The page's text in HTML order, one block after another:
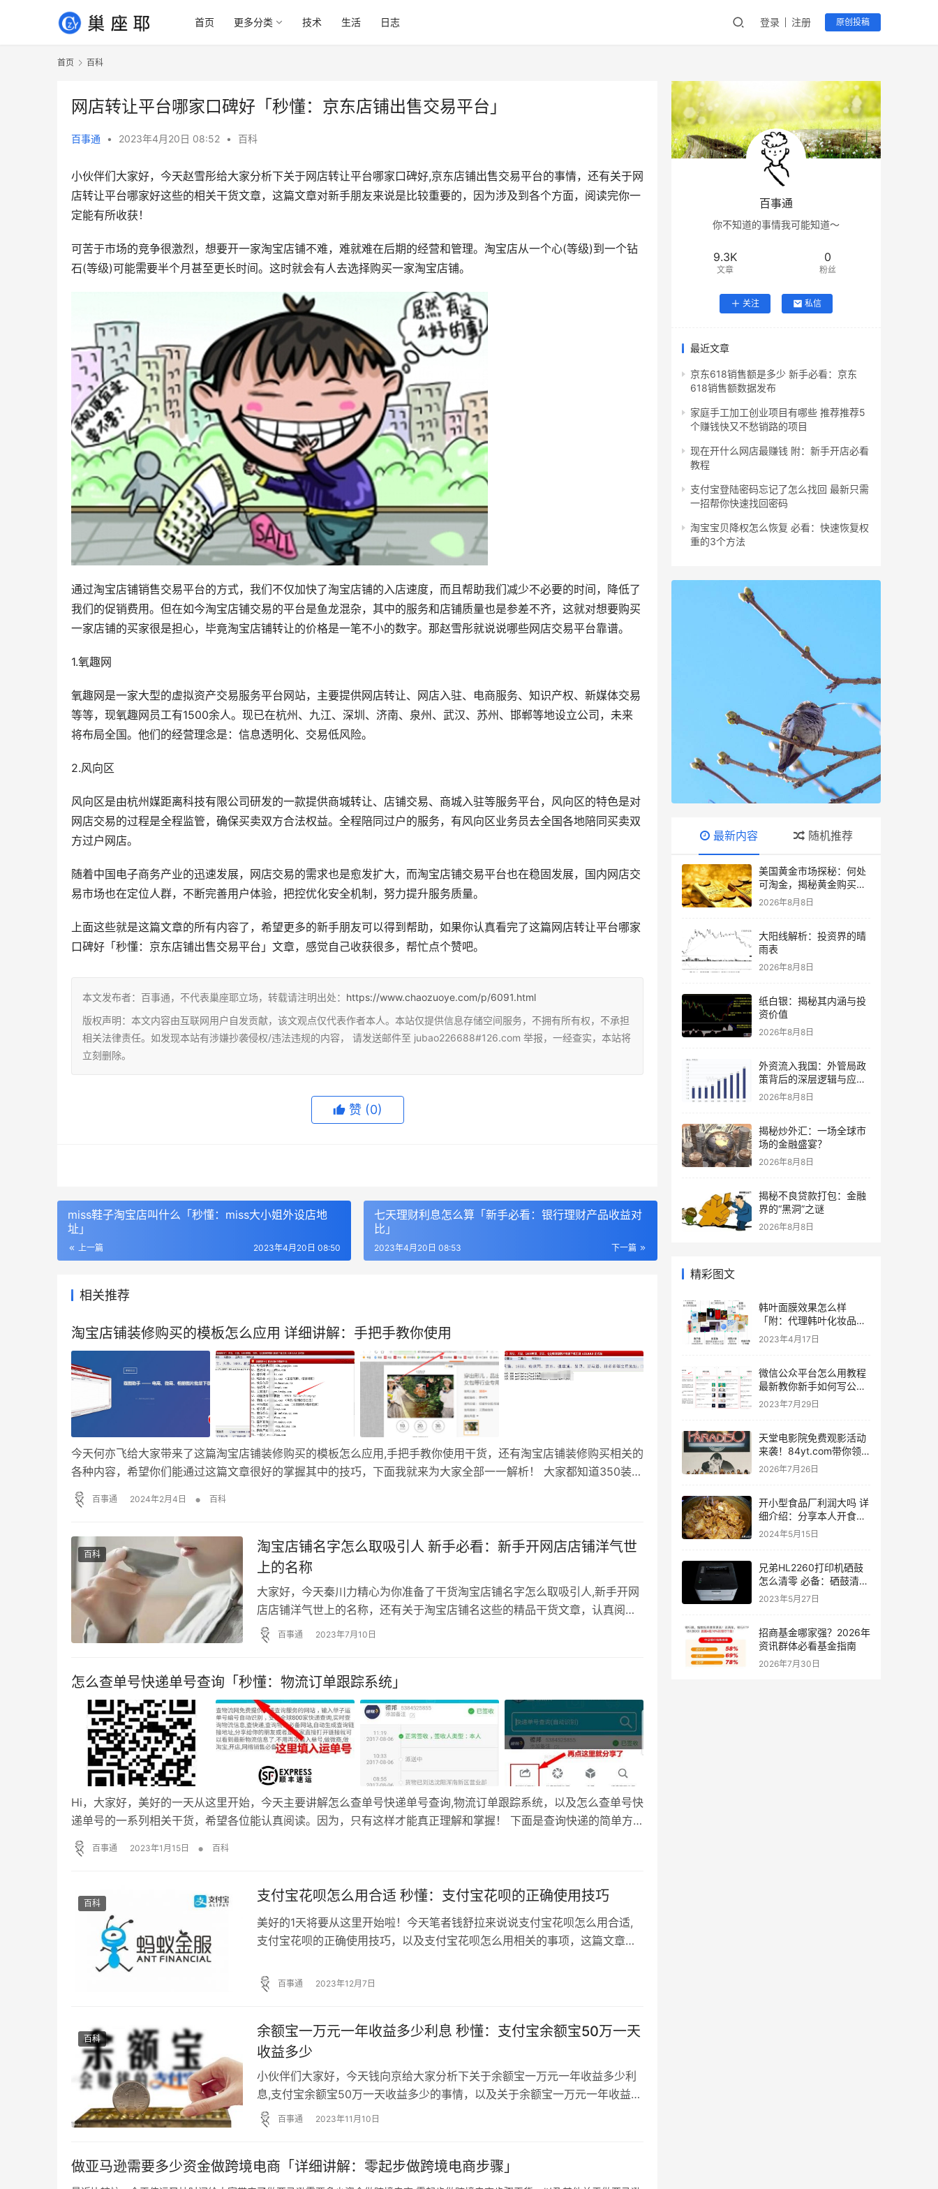
首页 更多分类 技术 生活 日志 登录 注册 原创投稿
首页 百科
网店转让平台哪家口碑好「秒懂：京东店铺出售交易平台」
百事通 • 2023年4月20日 08:52 • 百科
小伙伴们大家好，今天赵雪彤给大家分析下关于网店转让平台哪家口碑好,京东店铺出售交易平台的事情，还有关于网
店转让平台哪家好这些的相关干货文章，这篇文章对新手朋友来说是比较重要的，因为涉及到各个方面，阅读完你一
定能有所收获！
可苦于市场的竞争很激烈，想要开一家淘宝店铺不难，难就难在后期的经营和管理。淘宝店从一个心(等级)到一个钻
石(等级)可能需要半个月甚至更长时间。这时就会有人去选择购买一家淘宝店铺。
通过淘宝店铺销售交易平台的方式，我们不仅加快了淘宝店铺的入店速度，而且帮助我们减少不必要的时间，降低了
我们的促销费用。但在如今淘宝店铺交易的平台是鱼龙混杂，其中的服务和店铺质量也是参差不齐，这就对想要购买
一家店铺的买家很是担心，毕竟淘宝店铺转让的价格是一笔不小的数字。那赵雪彤就说说哪些网店交易平台靠谱。
1.氧趣网
氧趣网是一家大型的虚拟资产交易服务平台网站，主要提供网店转让、网店入驻、电商服务、知识产权、新媒体交易
等等，现氧趣网员工有1500余人。现已在杭州、九江、深圳、济南、泉州、武汉、苏州、邯郸等地设立公司，未来
将布局全国。他们的经营理念是：信息透明化、交易低风险。
2.风向区
风向区是由杭州媒距离科技有限公司研发的一款提供商城转让、店铺交易、商城入驻等服务平台，风向区的特色是对
网店交易的过程是全程监管，确保买卖双方合法权益。全程陪同过户的服务，有风向区业务员去全国各地陪同买卖双
方过户网店。
随着中国电子商务产业的迅速发展，网店交易的需求也是愈发扩大，而淘宝店铺交易平台也在稳固发展，国内网店交
易市场也在定位人群，不断完善用户体验，把控优化安全机制，努力提升服务质量。
上面这些就是这篇文章的所有内容了，希望更多的新手朋友可以得到帮助，如果你认真看完了这篇网店转让平台哪家
口碑好「秒懂：京东店铺出售交易平台」文章，感觉自己收获很多，帮忙点个赞吧。
本文发布者：百事通，不代表巢座耶立场，转载请注明出处： https://www.chaozuoye.com/p/6091.html
版权声明：本文内容由互联网用户自发贡献，该文观点仅代表作者本人。本站仅提供信息存储空间服务，不拥有所有权，不承担
相关法律责任。如发现本站有涉嫌抄袭侵权/违法违规的内容， 请发送邮件至 jubao226688#126.com 举报，一经查实，本站将
立刻删除。
赞 (0)
miss鞋子淘宝店叫什么「秒懂：miss大小姐外设店地
址」
上一篇 2023年4月20日 08:50
七天理财利息怎么算「新手必看：银行理财产品收益对
比」
下一篇
2023年4月20日 08:53
相关推荐
淘宝店铺装修购买的模板怎么应用 详细讲解：手把手教你使用
今天何亦飞给大家带来了这篇淘宝店铺装修购买的模板怎么应用,手把手教你使用干货，还有淘宝店铺装修购买相关的
各种内容，希望你们能通过这篇文章很好的掌握其中的技巧，下面我就来为大家全部一一解析！ 大家都知道350装修
模板，是一款专注为淘宝网店店铺装修的自定义模块。那么网店的中小卖家该如何解决装修难的这个问题呢？下面我
们一起来看看吧。 1.选用的采集工具【载图助手】…
百事通 2024年2月4日 • 百科
百科
淘宝店铺名字怎么取吸引人 新手必看：新手开网店店铺洋气世
上的名称
大家好，今天秦川力精心为你准备了干货淘宝店铺名字怎么取吸引人,新手开网
店店铺洋气世上的名称，还有关于淘宝店铺名这些的精品干货文章，认真阅读
完，把我想表达的思路完全理解，相信你很快就可以掌握！ 经过科学大数据测
算，具体如下： 1.明日薯条：做女人生意较适合，赚钱很会左右逢源，人脉资
易负债。 2…
百事通 2023年7月10日
怎么查单号快递单号查询「秒懂：物流订单跟踪系统」
Hi，大家好，美好的一天从这里开始，今天主要讲解怎么查单号快递单号查询,物流订单跟踪系统，以及怎么查单号快
递单号的一系列相关干货，希望各位能认真阅读。因为，只有这样才能真正理解和掌握！ 下面是查询快递的简单方
法： 进入查询页面： 长按上面的二维码识别进入查询页面或本页底部点击原文阅读即进入查询页面第一步：输入单
子上的运单号(条码下面的数字)或者是商家发给您的…
百事通 2023年1月15日 • 百科
百科 支付宝花呗怎么用合适 秒懂：支付宝花呗的正确使用技巧
美好的1天将要从这里开始啦！今天笔者钱舒拉来说说支付宝花呗怎么用合适,
支付宝花呗的正确使用技巧，以及支付宝花呗怎么用相关的事项，这篇文章对
获！ 自从马云创立了支付宝这个第三方交易平台之后，目前用户量已经达到了
十多亿。而支付宝之所以受到那么多人的支持和喜爱，这跟支付宝推出的蚂蚁
百事通 2023年12月7日
百科
余额宝一万元一年收益多少利息 秒懂：支付宝余额宝50万一天
收益多少
小伙伴们大家好，今天钱向京给大家分析下关于余额宝一万元一年收益多少利
息,支付宝余额宝50万一天收益多少的事情，以及关于余额宝一万元一年收益多
少的一系列相关内容，只要你每天都能来，我就能每天整理一些不错的干货分
享给你们！ 如果我们手上有1万元闲钱，是存余额宝还是银行定期呢？ 1万元存
币基金…
百事通 2023年11月10日
做亚马逊需要多少资金做跨境电商「详细讲解：零起步做跨境电商步骤」
百事通
你不知道的事情我可能知道～
9.3K
文章
0
粉丝
关注 私信
最近文章
京东618销售额是多少 新手必看：京东
618销售额数据发布
家庭手工加工创业项目有哪些 推荐推荐5
个赚钱快又不愁销路的项目
现在开什么网店最赚钱 附：新手开店必看
教程
支付宝登陆密码忘记了怎么找回 最新只需
一招帮你快速找回密码
淘宝宝贝降权怎么恢复 必看：快速恢复权
重的3个方法
最新内容 随机推荐
美国黄金市场探秘：何处
可淘金，揭秘黄金购买指
南
2026年8月8日
大阳线解析：投资界的晴
雨表
2026年8月8日
纸白银：揭秘其内涵与投
资价值
2026年8月8日
外资流入我国：外管局政
策背后的深层逻辑与应对
策略
2026年8月8日
揭秘炒外汇：一场全球市
场的金融盛宴？
2026年8月8日
揭秘不良贷款打包：金融
界的“黑洞”之谜
2026年8月8日
精彩图文
韩叶面膜效果怎么样
「附：代理韩叶化妆品的
价格表」
2023年4月17日
微信公众平台怎么用教程
最新教你新手如何写公众
号文章
2023年7月29日
天堂电影院免费观影活动
来袭！84yt.com带你领
略经典魅力
2026年7月26日
开小型食品厂利润大吗 详
细介绍：分享本人开食品
厂的真实经历
2024年5月15日
兄弟HL2260打印机硒鼓
怎么清零 必备：硒鼓清零
实用教程
2023年5月27日
招商基金哪家强？2026年
资讯群体必看基金指南
2026年7月30日